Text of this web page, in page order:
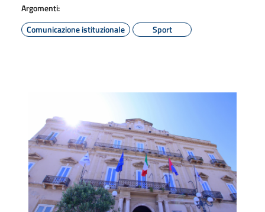
Argomenti:
Comunicazione istituzionale
Sport